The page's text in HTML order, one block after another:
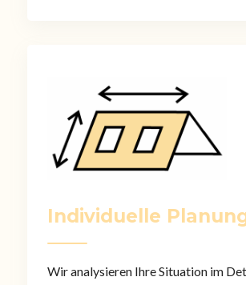
Individuelle
Wir analysieren Ihre Situation im